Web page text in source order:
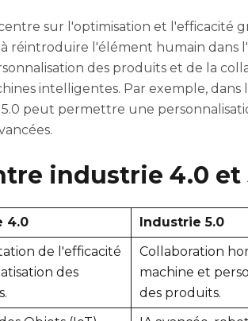
sur l'optimisation et l'efficacité
réintroduire l'élément humain dans
des produits et de la
intelligentes. Par exemple, dans
peut permettre une
industrie 4.0 et
4.0 Industrie 5.0
de l'efficacité
des
Collaboration
machine et
des produits.